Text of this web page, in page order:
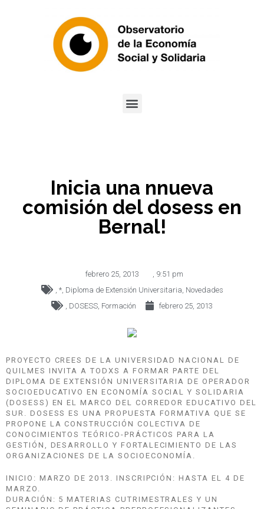
Inicia una nnueva
comisión del dosess en
Bernal!
febrero 25, 2013
9:51 pm
*, Diploma de Extensión Universitaria Novedades
DOSESS Formación febrero 25, 2013
PROYECTO CREES DE LA UNIVERSIDAD NACIONAL DE
QUILMES INVITA A TODXS A FORMAR PARTE DEL
DIPLOMA DE EXTENSIÓN UNIVERSITARIA DE OPERADOR
SOCIOEDUCATIVO EN ECONOMÍA SOCIAL Y SOLIDARIA
(DOSESS) EN EL MARCO DEL CORREDOR EDUCATIVO DEL
SUR. DOSESS ES UNA PROPUESTA FORMATIVA QUE SE
PROPONE LA CONSTRUCCIÓN COLECTIVA DE
CONOCIMIENTOS TEÓRICO-PRÁCTICOS PARA LA
GESTIÓN, DESARROLLO Y FORTALECIMIENTO DE LAS
ORGANIZACIONES DE LA SOCIOECONOMÍA.
INICIO: MARZO DE 2013. INSCRIPCIÓN: HASTA EL 4 DE
MARZO.
DURACIÓN: 5 MATERIAS CUTRIMESTRALES Y UN